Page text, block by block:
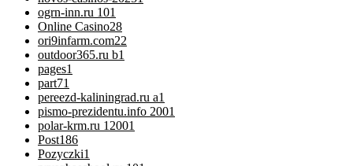
ogrn-inn.ru 101
Online Casino28
ori9infarm.com22
outdoor365.ru b1
pages1
part71
pereezd-kaliningrad.ru a1
pismo-prezidentu.info 2001
polar-krm.ru 12001
Post186
Pozyczki1